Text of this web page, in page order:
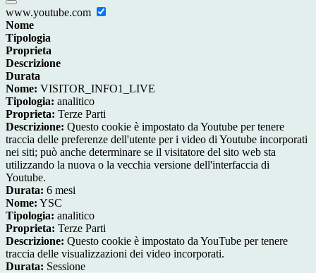
www.youtube.com
Nome
Tipologia
Proprieta
Descrizione
Durata
Nome: VISITOR_INFO1_LIVE
Tipologia: analitico
Proprieta: Terze Parti
Descrizione: Questo cookie è impostato da Youtube per tenere
traccia delle preferenze dell'utente per i video di Youtube incorporati
nei siti; può anche determinare se il visitatore del sito web sta
utilizzando la nuova o la vecchia versione dell'interfaccia di
Youtube.
Durata: 6 mesi
Nome: YSC
Tipologia: analitico
Proprieta: Terze Parti
Descrizione: Questo cookie è impostato da YouTube per tenere
traccia delle visualizzazioni dei video incorporati.
Durata: Sessione